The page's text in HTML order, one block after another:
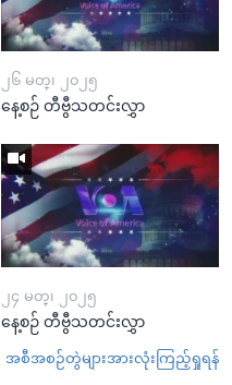
၂၆ မတ္၊ ၂၀၂၅
နေ့စဉ် တီဗွီသတင်းလွှာ
၂၄ မတ္၊ ၂၀၂၅
နေ့စဉ် တီဗွီသတင်းလွှာ
အစီအစဉ်တွဲများအားလုံးကြည့်ရှုရန်